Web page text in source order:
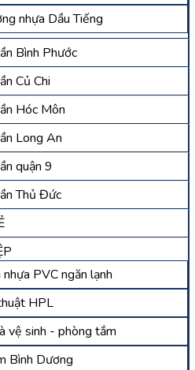
nhựa Dầu Tiếng
Bình Phước
Củ Chi
Hóc Môn
Long An
quận 9
Thủ Đức
PVC ngăn lạnh
HPL
vệ sinh - phòng tắm
Bình Dương